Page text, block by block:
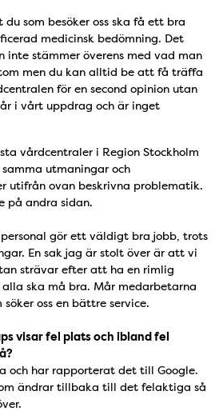
som besöker oss ska få ett bra
medicinsk bedömning. Det
inte stämmer överens med vad man
men du kan alltid be att få träffa
för en second opinion utan
i vårt uppdrag och är inget
vårdcentraler i Region Stockholm
utmaningar och
utifrån ovan beskrivna problematik.
på andra sidan.
gör ett väldigt bra jobb, trots
En sak jag är stolt över är att vi
strävar efter att ha en rimlig
ska må bra. Mår medarbetarna
oss en bättre service.
visar fel plats och ibland fel
och har rapporterat det till Google.
ändrar tillbaka till det felaktiga så